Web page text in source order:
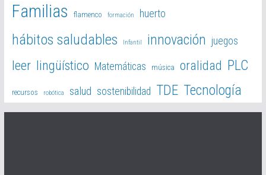
Familias flamenco formación huerto
hábitos saludables Infantil innovación juegos
leer lingüístico Matemáticas música oralidad PLC
recursos robótica salud sostenibilidad TDE Tecnología